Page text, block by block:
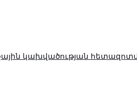
կախվածության